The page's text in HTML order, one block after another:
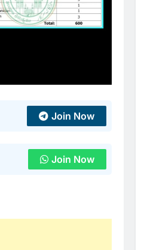
Join Now
Join Now